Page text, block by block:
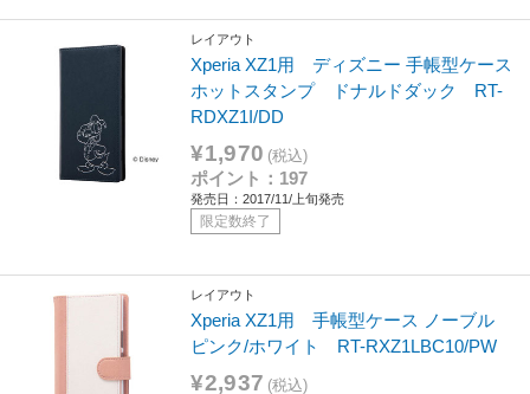
レイアウト
Xperia XZ1用 ディズニー 手帳型ケース
ホットスタンプ ドナルドダック RT-
RDXZ1I/DD
¥1,970 (税込)
ポイント：197
発売日：2017/11/上旬発売
限定数終了
レイアウト
Xperia XZ1用 手帳型ケース ノーブル
ピンク/ホワイト RT-RXZ1LBC10/PW
¥2,937 (税込)